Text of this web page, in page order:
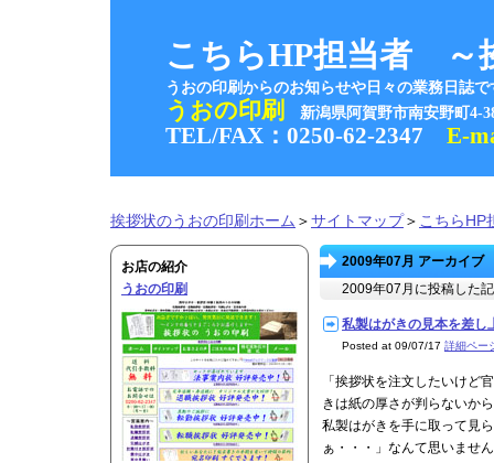
こちらHP担当者 ～
うおの印刷からのお知らせや日々の業務日誌で
うおの印刷 新潟県阿賀野市南安野町
TEL/FAX：0250-62-2347 E-
挨拶状のうおの印刷ホーム ＞サイトマップ＞ こちらHP
2009年07月 アーカイブ
2009年07月に投稿した
私製はがきの見本を差
Posted at 09/07/17 詳細ペー
「挨拶状を注文したいけど
きは紙の厚さが判らないか
私製はがきを手に取って見
ぁ・・・」なんて思いませ
お店の紹介
うおの印刷